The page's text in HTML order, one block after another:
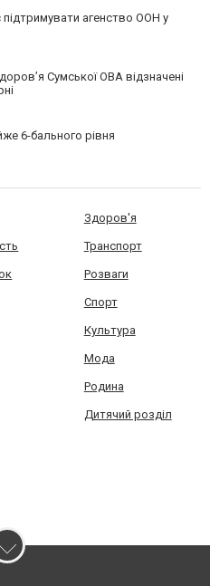
агенство ООН у
Сумської ОВА відзначені
6-бального рівня
Здоров'я
Транспорт
Розваги
Спорт
Культура
Мода
Родина
Дитячий розділ